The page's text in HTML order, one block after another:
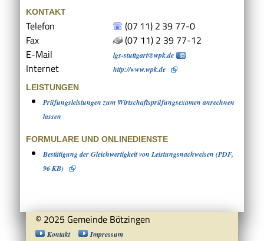
KONTAKT
Telefon (07 11) 2 39 77-0
Fax
(07 11) 2 39 77-12
E-Mail
lgs-stuttgart@wpk.de
Internet http://www.wpk.de
LEISTUNGEN
Prüfungsleistungen zum Wirtschaftsprüfungsexamen anrechnen
lassen
FORMULARE UND ONLINEDIENSTE
Bestätigung der Gleichwertigkeit von Leistungsnachweisen (PDF,
96 KB)
© 2025 Gemeinde Bötzingen
Kontakt Impressum